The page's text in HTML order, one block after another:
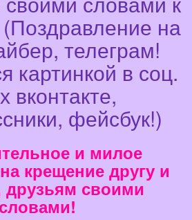
(Поздравление на
телеграм!
картинкой в соц.
вконтакте,
фейсбук!)
и милое
крещение другу и
друзьям своими